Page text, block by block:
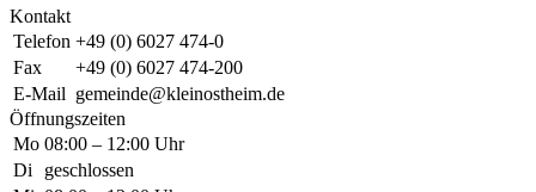
Kontakt
Telefon +49 (0) 6027 474-0
Fax
+49 (0) 6027 474-200
E-Mail gemeinde@kleinostheim.de
Öffnungszeiten
Mo 08:00 – 12:00 Uhr
Di
geschlossen